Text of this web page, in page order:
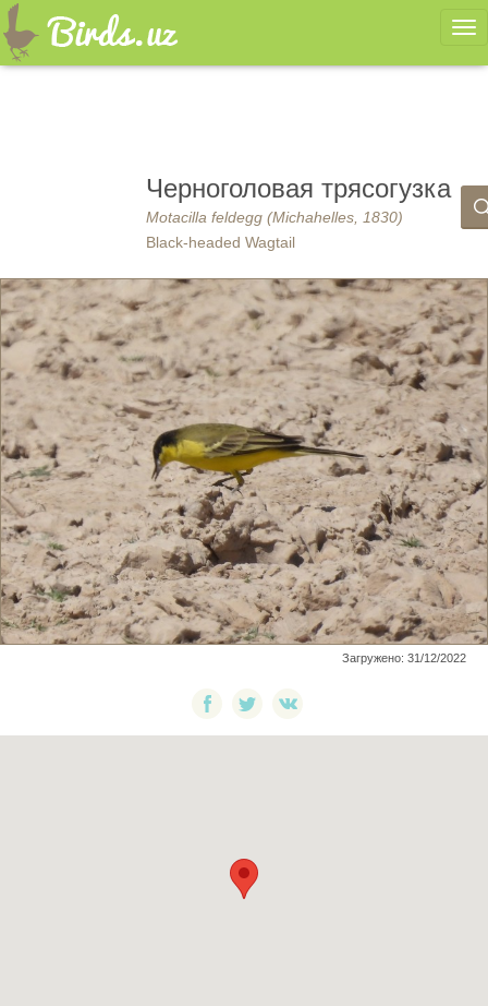
Черноголовая трясогузка
Motacilla feldegg (Michahelles, 1830)
Black-headed Wagtail
Загружено: 31/12/2022